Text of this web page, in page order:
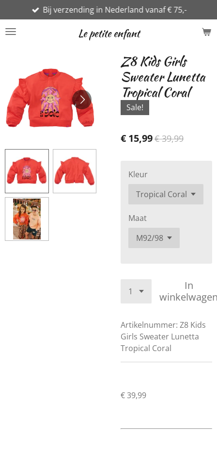
direct
naar
Le petite enfant
Bij verzending in Nederland vanaf € 75,-
Z8 Kids Girls
Sweater Lunetta
Tropical Coral
Sale!
€ 15,99€ 39,99
Kleur
Maat
In
Artikelnummer: Z8 Kids
Girls Sweater Lunetta
Tropical Coral
€ 39,99